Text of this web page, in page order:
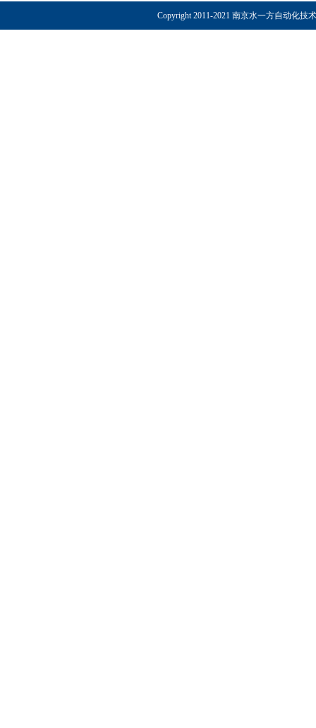
Copyright 2011-2021 南京水一方自动化技